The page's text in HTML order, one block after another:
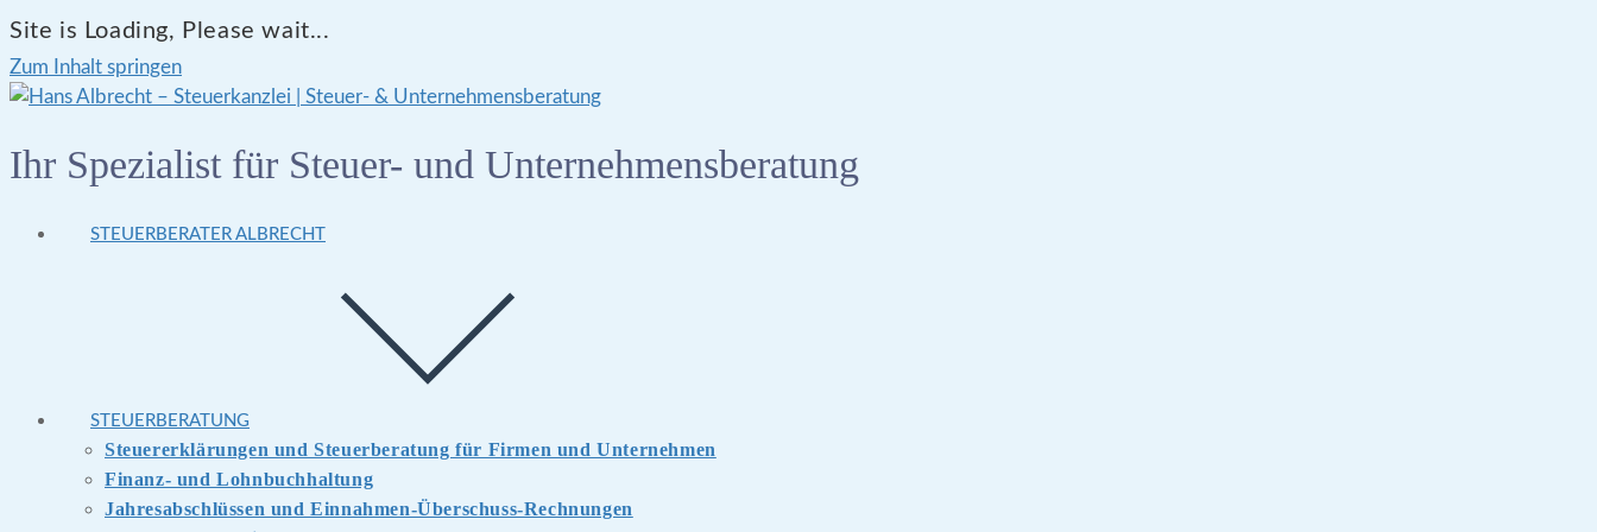
Site is Loading, Please wait...
Zum Inhalt springen
Ihr Spezialist für Steuer- und Unternehmensberatung
STEUERBERATER ALBRECHT
STEUERBERATUNG
Steuererklärungen und Steuerberatung für Firmen und Unternehmen
Finanz- und Lohnbuchhaltung
Jahresabschlüssen und Einnahmen-Überschuss-Rechnungen